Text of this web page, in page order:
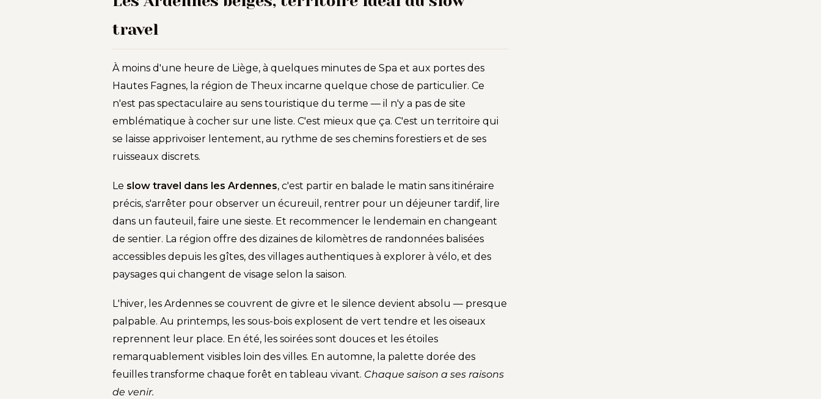
travel
À moins d'une heure de Liège, à quelques minutes de Spa et aux portes des
Hautes Fagnes, la région de Theux incarne quelque chose de particulier. Ce
n'est pas spectaculaire au sens touristique du terme — il n'y a pas de site
emblématique à cocher sur une liste. C'est mieux que ça. C'est un territoire qui
se laisse apprivoiser lentement, au rythme de ses chemins forestiers et de ses
ruisseaux discrets.
Le slow travel dans les Ardennes, c'est partir en balade le matin sans itinéraire
précis, s'arrêter pour observer un écureuil, rentrer pour un déjeuner tardif, lire
dans un fauteuil, faire une sieste. Et recommencer le lendemain en changeant
de sentier. La région offre des dizaines de kilomètres de randonnées balisées
accessibles depuis les gîtes, des villages authentiques à explorer à vélo, et des
paysages qui changent de visage selon la saison.
L'hiver, les Ardennes se couvrent de givre et le silence devient absolu — presque
palpable. Au printemps, les sous-bois explosent de vert tendre et les oiseaux
reprennent leur place. En été, les soirées sont douces et les étoiles
remarquablement visibles loin des villes. En automne, la palette dorée des
feuilles transforme chaque forêt en tableau vivant. Chaque saison a ses raisons
de venir.